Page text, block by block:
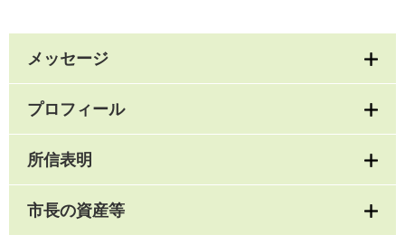
メッセージ
プロフィール
所信表明
市長の資産等